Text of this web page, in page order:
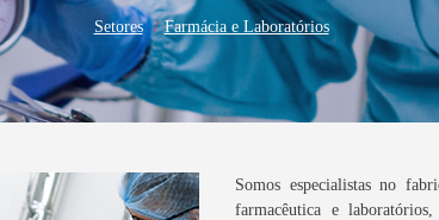
Setores Farmácia e Laboratórios
Somos especialistas no
farmacêutica e